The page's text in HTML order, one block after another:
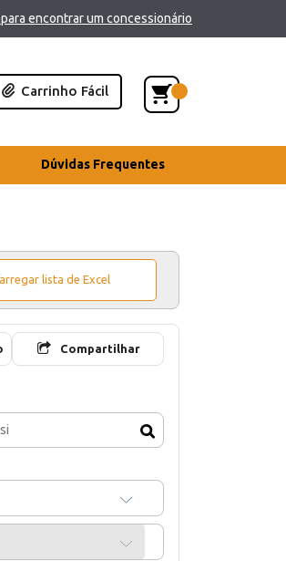
para encontrar um concessionário
Carrinho Fácil
Dúvidas Frequentes
lista de Excel
Compartilhar